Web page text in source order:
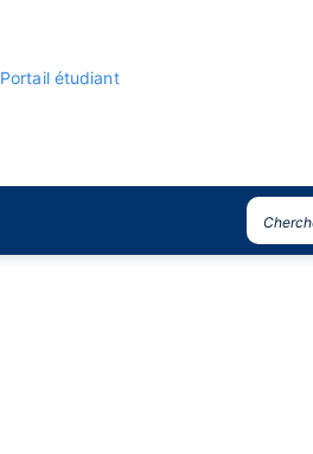
Portail étudiant